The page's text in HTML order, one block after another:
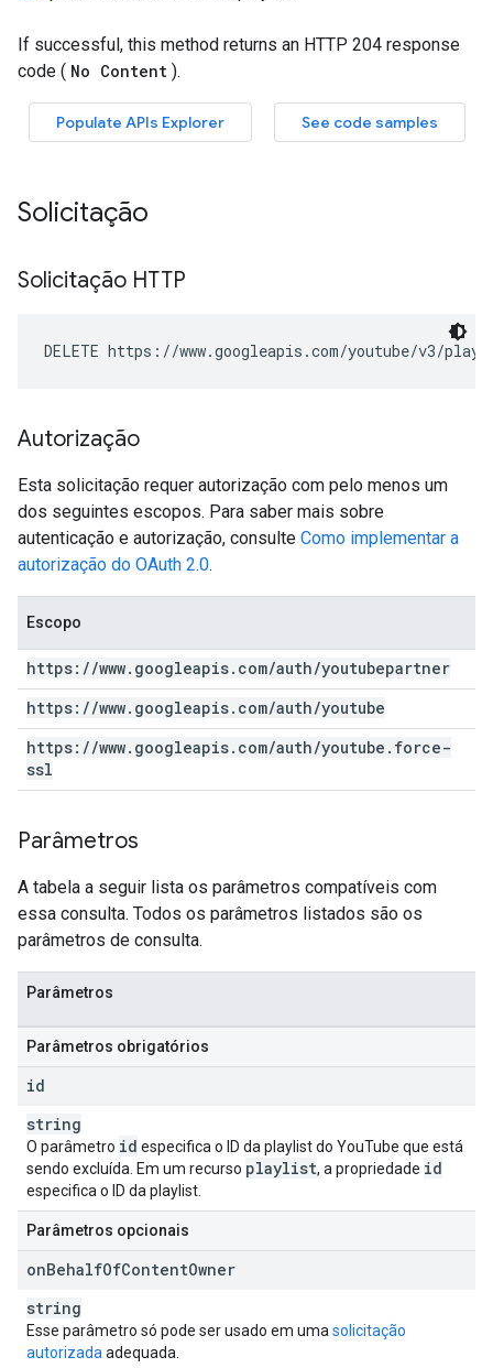
Solicitação
Solicitação HTTP
DELETE https://www.googleapis.com/youtube/v3/
Autorização
Esta solicitação requer autorização com pelo menos um
dos seguintes escopos. Para saber mais sobre
autenticação e autorização, consulte Como implementar a
autorização do OAuth 2.0.
Escopo
https: //www. googleapis. com/auth/youtubepartner
https: //www. googleapis. com/auth/youtube
https: //www. googleapis. com/auth/youtube . force-
ssl
Parâmetros
A tabela a seguir lista os parâmetros compatíveis com
essa consulta. Todos os parâmetros listados são os
parâmetros de consulta.
Parâmetros
Parâmetros obrigatórios
id
string
O parâmetro id especifica o ID da playlist do YouTube que está
sendo excluída. Em um recurso playlist, a propriedade id
especifica o ID da playlist.
Parâmetros opcionais
onBehalfOfContentOwner
string
Esse parâmetro só pode ser usado em uma solicitação
autorizada adequada.